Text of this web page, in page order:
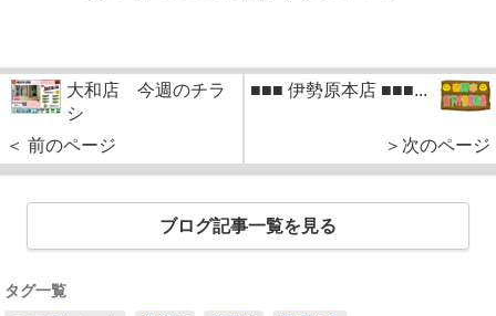
大和店 今週のチラ
シ
＜ 前のページ
■■■ 伊勢原本店 ■■■...
＞次のページ
ブログ記事一覧を見る
タグ一覧